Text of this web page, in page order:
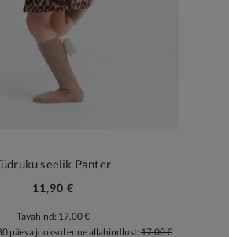
seelik Panter
11,90 €
Tavahind:17,00 €
päeva jooksul enne allahindlust:17,00 €